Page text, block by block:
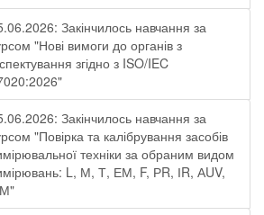
Закінчилось навчання за
"Нові вимоги до органів з
згідно з ISO/IEC
Закінчилось навчання за
"Повірка та калібрування засобів
техніки за обраним видом
L, М, Т, ЕМ, F, РR, ІR, АUV,